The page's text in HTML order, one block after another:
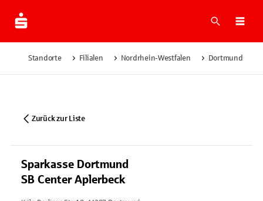
Suche
Standorte Filialen Nordrhein-Westfalen Dortmund
Zurück zur Liste
Sparkasse Dortmund
SB Center Aplerbeck